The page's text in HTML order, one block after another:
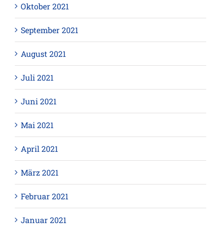
Oktober 2021
September 2021
August 2021
Juli 2021
Juni 2021
Mai 2021
April 2021
März 2021
Februar 2021
Januar 2021